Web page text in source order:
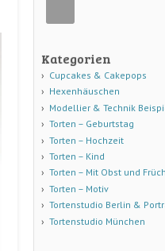
Kategorien
Cupcakes & Cakepops
Hexenhäuschen
Modellier & Technik
Torten – Geburtstag
Torten – Hochzeit
Torten – Kind
Torten – Mit Obst und
Torten – Motiv
Tortenstudio Berlin &
Tortenstudio München